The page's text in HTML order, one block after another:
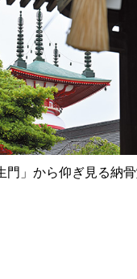
門」から仰ぎ見る納骨